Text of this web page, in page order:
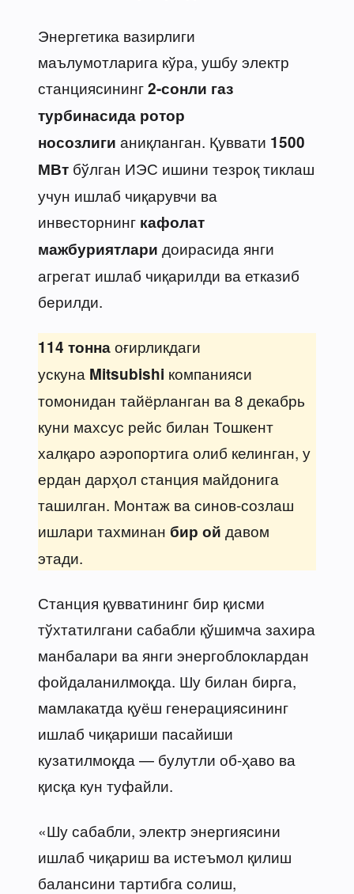
Энергетика вазирлиги
маълумотларига кўра, ушбу электр
станциясининг2-сонли газ
турбинасида ротор
носозлиги аниқланган. Қуввати 1500
МВт бўлган ИЭС ишини тезроқ тиклаш
учун ишлаб чиқарувчи ва
инвесторнинг кафолат
мажбуриятлари доирасида янги
агрегат ишлаб чиқарилди ва етказиб
берилди.
114 тоннаоғирликдаги
ускуна Mitsubishi компанияси
томонидан тайёрланган ва 8 декабрь
куни махсус рейс билан Тошкент
халқаро аэропортига олиб келинган, у
ердан дарҳол станция майдонига
ташилган. Монтаж ва синов-созлаш
ишлари тахминан бир ой давом
этади.
Станция қувватининг бир қисми
тўхтатилгани сабабли қўшимча захира
манбалари ва янги энергоблоклардан
фойдаланилмоқда. Шу билан бирга,
мамлакатда қуёш генерациясининг
ишлаб чиқариши пасайиши
кузатилмоқда — булутли об-ҳаво ва
қисқа кун туфайли.
«Шу сабабли, электр энергиясини
ишлаб чиқариш ва истеъмол қилиш
балансини тартибга солиш,